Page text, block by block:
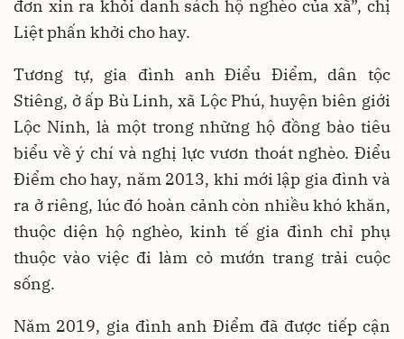
đơn xin ra khỏi danh sách hộ nghèo của xã”, chị
Liệt phấn khởi cho hay.
Tương tự, gia đình anh Điểu Điểm, dân tộc
Stiêng, ở ấp Bù Linh, xã Lộc Phú, huyện biên giới
Lộc Ninh, là một trong những hộ đồng bào tiêu
biểu về ý chí và nghị lực vươn thoát nghèo. Điểu
Điểm cho hay, năm 2013, khi mới lập gia đình và
ra ở riêng, lúc đó hoàn cảnh còn nhiều khó khăn,
thuộc diện hộ nghèo, kinh tế gia đình chỉ phụ
thuộc vào việc đi làm cỏ mướn trang trải cuộc
sống.
Năm 2019, gia đình anh Điểm đã được tiếp cận